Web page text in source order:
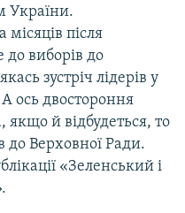
України.
після
до виборів до
зустріч лідерів у
ось двостороння
якщо й відбудеться, то
до Верховної Ради.
«Зеленський і